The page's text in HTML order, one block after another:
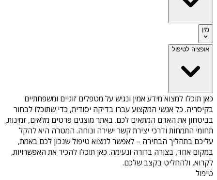
מין
אופציה לטיפול
כאן תוכלו למצוא מידע אמין ונגיש על מטפלים זוגיים ומשפחתיים
בקיסריה. כל אנשי המקצוע עברו בדיקה יסודית, כדי שתוכלו לבחור
בביטחון את האדם המתאים לכם. באתר מוצגים פרטים מלאים, זמינות,
תחומי התמחות ודרכי יצירת קשר ישירה ונוחה. המטרה היא להקל
עליכם בתהליך הבחירה – לאפשר למצוא טיפול שנכון לכם באמת,
במקום אחד, בצורה ברורה ונעימה. כאן תוכלו להכיר את האפשרויות,
לקרוא, ולהחליט בקצב שלכם.
טיפול